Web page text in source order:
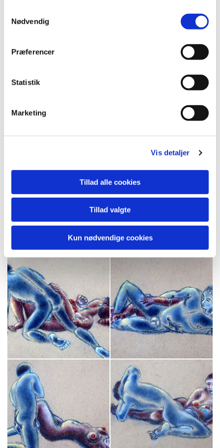
Nødvendig
Præferencer
Statistik
Marketing
Vis detaljer
Tillad alle cookies
Tillad valgte
Kun nødvendige cookies
nøgenportrætter